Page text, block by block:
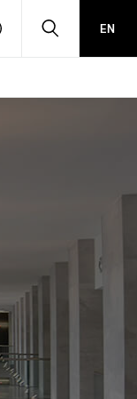
PŘIHLÁSIT HLEDATEN